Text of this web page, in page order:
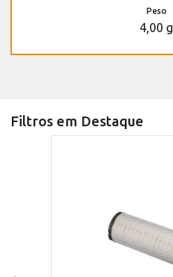
Peso
4,00 g
Filtros em Destaque